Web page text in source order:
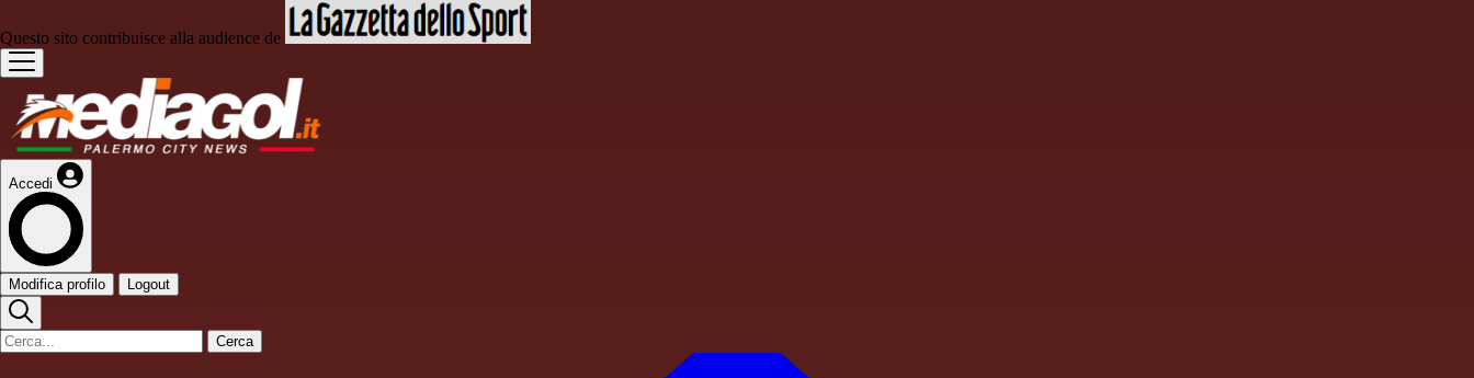
Questo sito contribuisce alla audience de
Accedi
Modifica profilo Logout
Cerca